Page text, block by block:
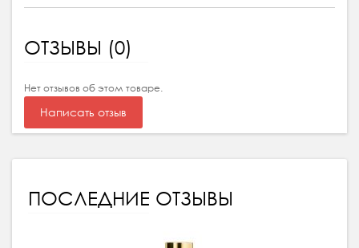
ОТЗЫВЫ (0)
Нет отзывов об этом товаре.
Написать отзыв
ПОСЛЕДНИЕ ОТЗЫВЫ